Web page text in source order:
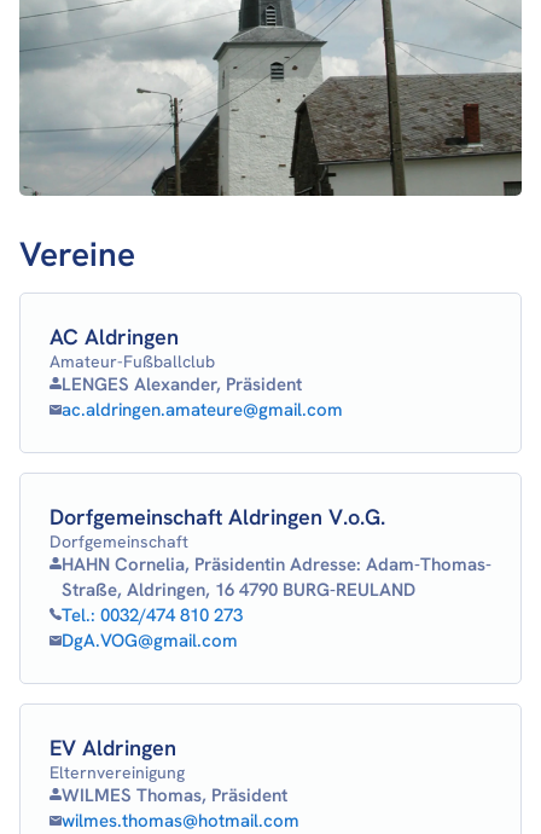
Vereine
AC Aldringen
Amateur-Fußballclub
LENGES Alexander, Präsident
ac.aldringen.amateure@gmail.com
Dorfgemeinschaft Aldringen V.o.G.
Dorfgemeinschaft
HAHN Cornelia, Präsidentin Adresse: Adam-Thomas-
Straße, Aldringen, 16 4790 BURG-REULAND
Tel.: 0032/474 810 273
DgA.VOG@gmail.com
EV Aldringen
Elternvereinigung
WILMES Thomas, Präsident
wilmes.thomas@hotmail.com